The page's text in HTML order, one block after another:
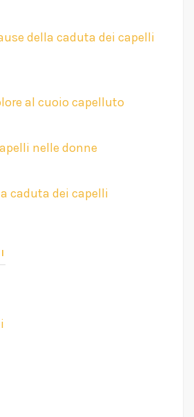
della caduta dei capelli
al cuoio capelluto
nelle donne
caduta dei capelli